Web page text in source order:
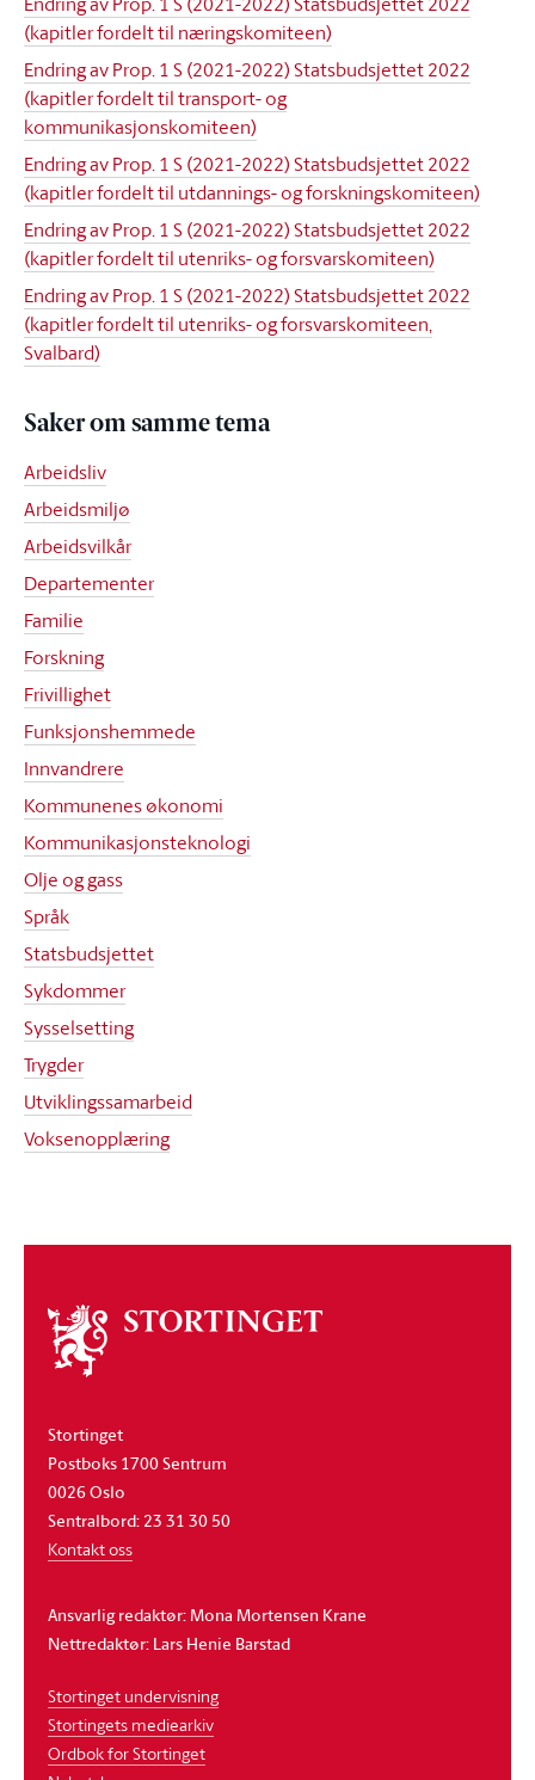
(kapitler fordelt til næringskomiteen)
Endring av Prop. 1 S (2021-2022) Statsbudsjettet 2022
(kapitler fordelt til transport- og
kommunikasjonskomiteen)
Endring av Prop. 1 S (2021-2022) Statsbudsjettet 2022
(kapitler fordelt til utdannings- og forskningskomiteen)
Endring av Prop. 1 S (2021-2022) Statsbudsjettet 2022
(kapitler fordelt til utenriks- og forsvarskomiteen)
Endring av Prop. 1 S (2021-2022) Statsbudsjettet 2022
(kapitler fordelt til utenriks- og forsvarskomiteen,
Svalbard)
Saker om samme tema
Arbeidsliv
Arbeidsmiljø
Arbeidsvilkår
Departementer
Familie
Forskning
Frivillighet
Funksjonshemmede
Innvandrere
Kommunenes økonomi
Kommunikasjonsteknologi
Olje og gass
Språk
Statsbudsjettet
Sykdommer
Sysselsetting
Trygder
Utviklingssamarbeid
Voksenopplæring
Om
stortinget
Stortinget
Postboks 1700 Sentrum
0026 Oslo
Sentralbord: 23 31 30 50
Kontakt oss
Ansvarlig redaktør: Mona Mortensen Krane
Nettredaktør: Lars Henie Barstad
Stortinget undervisning
Stortingets mediearkiv
Ordbok for Stortinget